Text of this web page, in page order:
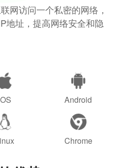
网访问一个私密的网络，
地址，提高网络安全和隐
Android
Chrome